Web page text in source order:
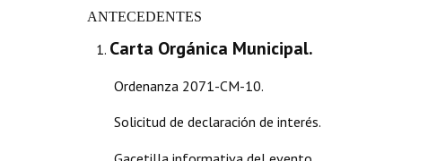
ANTECEDENTES
Carta Orgánica Municipal.
Ordenanza 2071-CM-10.
Solicitud de declaración de interés.